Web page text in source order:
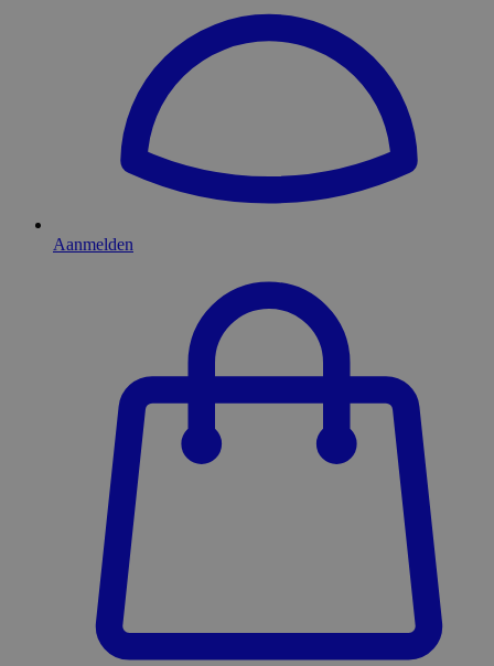
Aanmelden